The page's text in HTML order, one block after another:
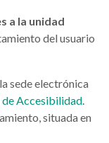
a la unidad
del usuario
sede electrónica
de Accesibilidad.
situada en